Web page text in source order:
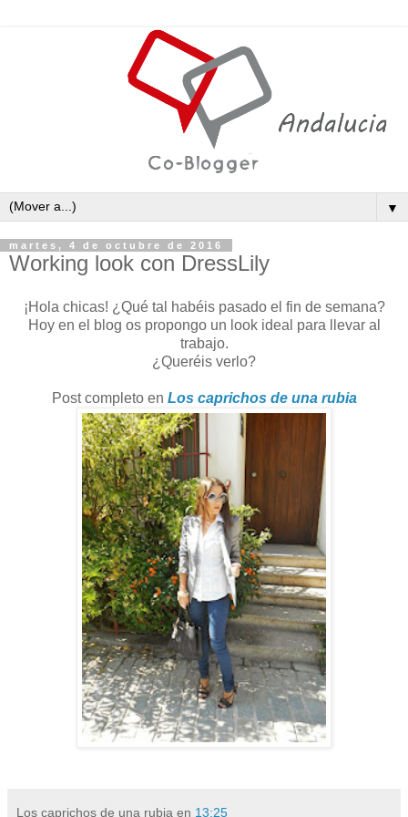
▼
martes, 4 de octubre de 2016
Working look con DressLily
¡Hola chicas! ¿Qué tal habéis pasado el fin de semana?
Hoy en el blog os propongo un look ideal para llevar al
trabajo.
¿Queréis verlo?
Post completo en Los caprichos de una rubia
Los caprichos de una rubia en 13:25